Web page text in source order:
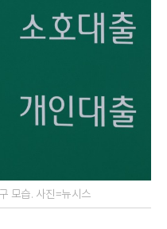
모습. 사진=뉴시스